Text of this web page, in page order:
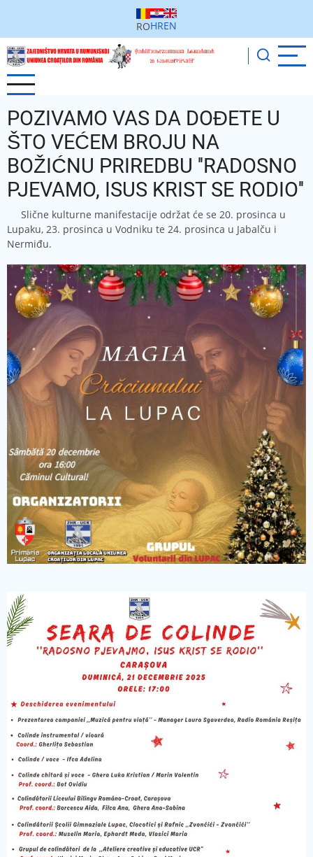
conținutul
principal
ROHREN
POZIVAMO VAS DA DOĐETE U
ŠTO VEĆEM BROJU NA
BOŽIĆNU PRIREDBU ''RADOSNO
PJEVAMO, ISUS KRIST SE RODIO''
Slične kulturne manifestacije održat će se 20. prosinca u
Lupaku, 23. prosinca u Vodniku te 24. prosinca u Jabalču i
Nermiđu.